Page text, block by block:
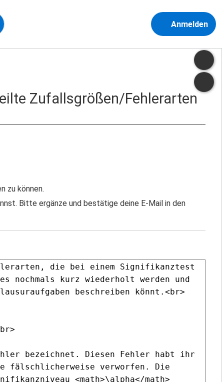
Anmelden
Zufallsgrößen/Fehlerarten
zu können.
Bitte ergänze und bestätige deine E-Mail in den